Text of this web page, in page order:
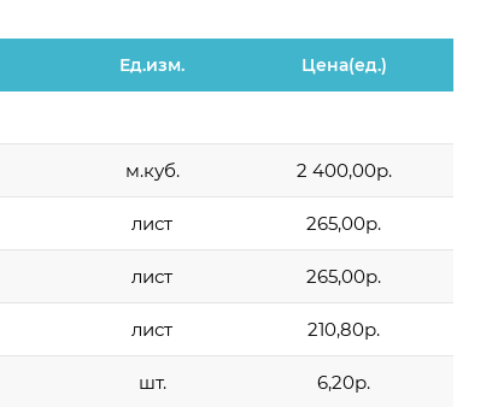
Ед.изм. Цена(ед.)
м.куб. 2 400,00р.
лист 265,00р.
лист 265,00р.
лист 210,80р.
шт. 6,20р.